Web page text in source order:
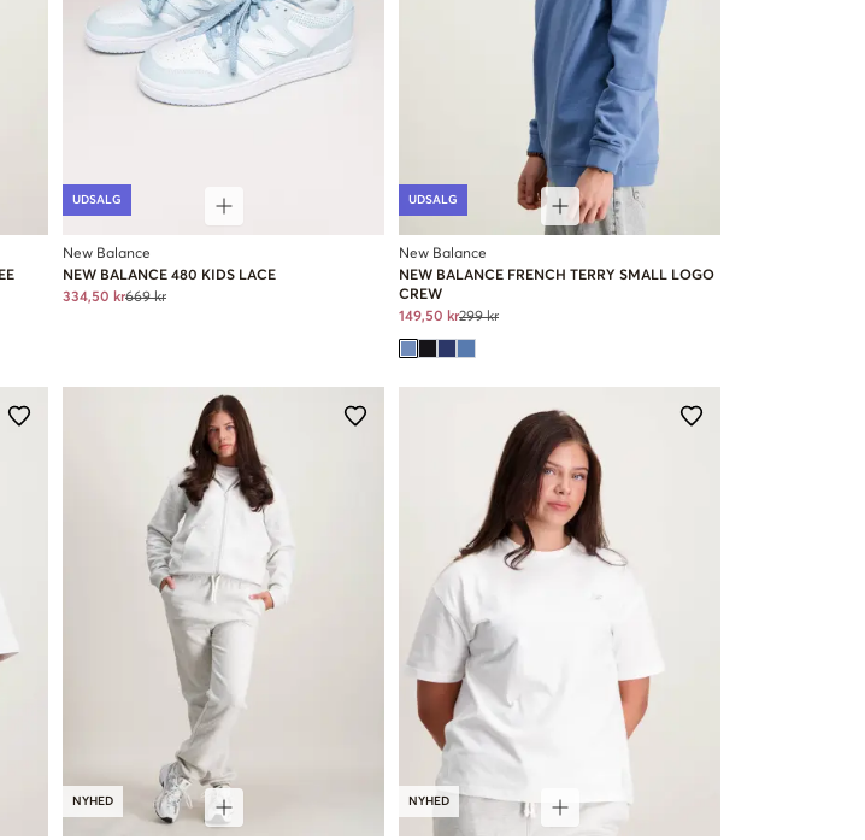
UDSALG
New Balance
NEW BALANCE 480 KIDS LACE
334,50 kr669 kr
UDSALG
New Balance
NEW BALANCE FRENCH TERRY SMALL LOGO
CREW
149,50 kr299 kr
NYHED NYHED